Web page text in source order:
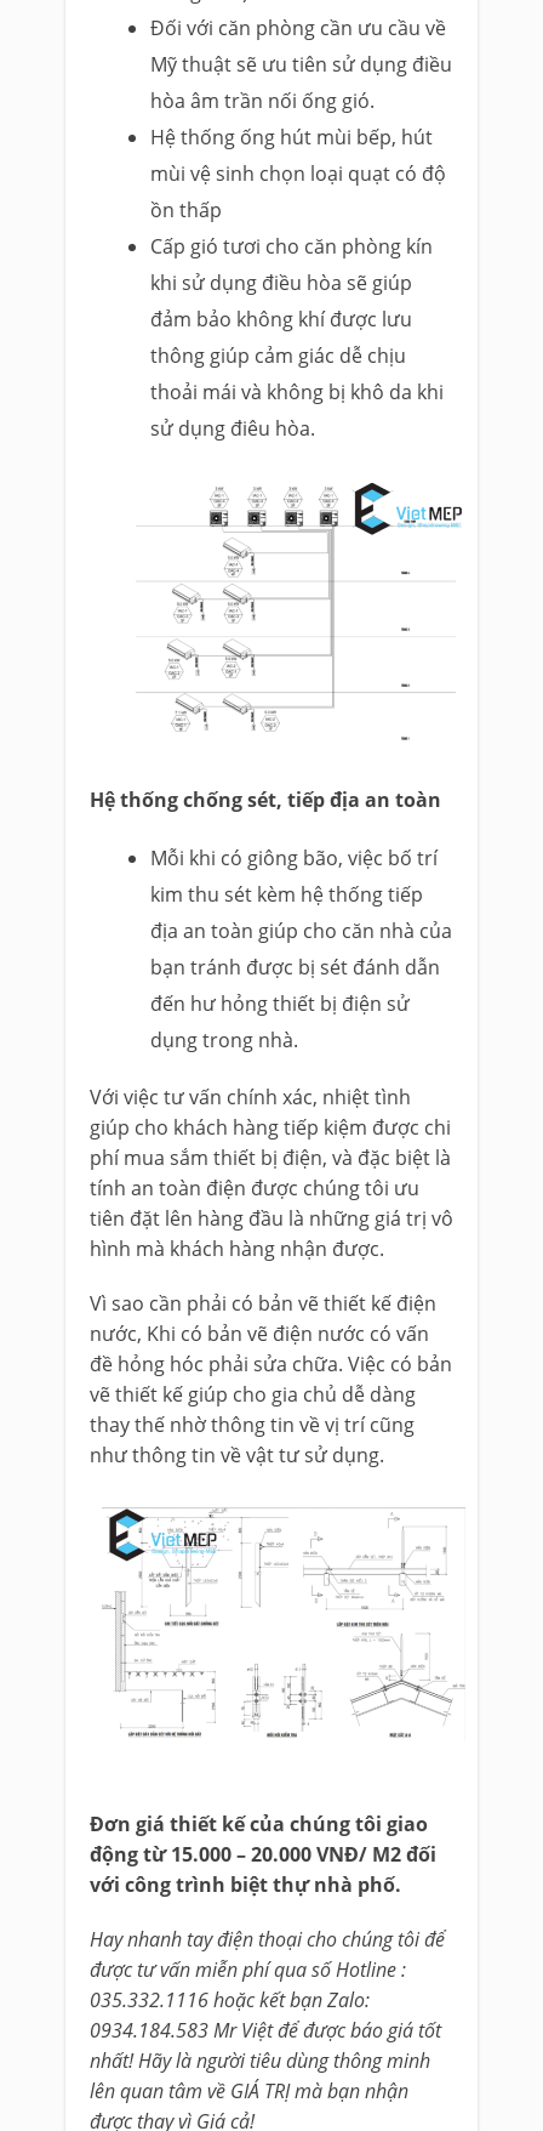
Đối với căn phòng cần ưu cầu về
Mỹ thuật sẽ ưu tiên sử dụng điều
hòa âm trần nối ống gió.
Hệ thống ống hút mùi bếp, hút
mùi vệ sinh chọn loại quạt có độ
ồn thấp
Cấp gió tươi cho căn phòng kín
khi sử dụng điều hòa sẽ giúp
đảm bảo không khí được lưu
thông giúp cảm giác dễ chịu
thoải mái và không bị khô da khi
sử dụng điêu hòa.
Hệ thống chống sét, tiếp địa an toàn
Mỗi khi có giông bão, việc bố trí
kim thu sét kèm hệ thống tiếp
địa an toàn giúp cho căn nhà của
bạn tránh được bị sét đánh dẫn
đến hư hỏng thiết bị điện sử
dụng trong nhà.
Với việc tư vấn chính xác, nhiệt tình
giúp cho khách hàng tiếp kiệm được chi
phí mua sắm thiết bị điện, và đặc biệt là
tính an toàn điện được chúng tôi ưu
tiên đặt lên hàng đầu là những giá trị vô
hình mà khách hàng nhận được.
Vì sao cần phải có bản vẽ thiết kế điện
nước, Khi có bản vẽ điện nước có vấn
đề hỏng hóc phải sửa chữa. Việc có bản
vẽ thiết kế giúp cho gia chủ dễ dàng
thay thế nhờ thông tin về vị trí cũng
như thông tin về vật tư sử dụng.
Đơn giá thiết kế của chúng tôi giao
động từ 15.000 – 20.000 VNĐ/ M2 đối
với công trình biệt thự nhà phố.
Hay nhanh tay điện thoại cho chúng tôi để
được tư vấn miễn phí qua số Hotline :
035.332.1116 hoặc kết bạn Zalo:
0934.184.583 Mr Việt để được báo giá tốt
nhất! Hãy là người tiêu dùng thông minh
lên quan tâm về GIÁ TRỊ mà bạn nhận
được thay vì Giá cả!